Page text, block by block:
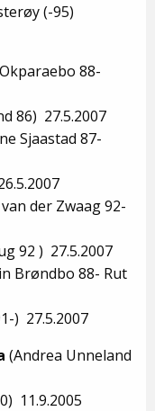
(-95)
88-
86) 27.5.2007
Sjaastad 87-
der Zwaag 92-
92 ) 27.5.2007
Brøndbo 88- Rut
) 27.5.2007
(Andrea Unneland
11.9.2005